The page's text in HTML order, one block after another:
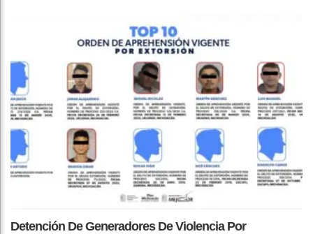
Detención De Generadores De Violencia Por